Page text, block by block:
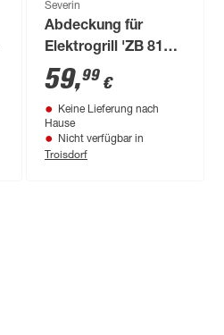
Severin
Abdeckung für
Elektrogrill 'ZB 8128
Sevo GTS' schwarz
130 x 106 x 68 cm
59,99 €
Keine Lieferung nach
Hause
Nicht verfügbar in
Troisdorf